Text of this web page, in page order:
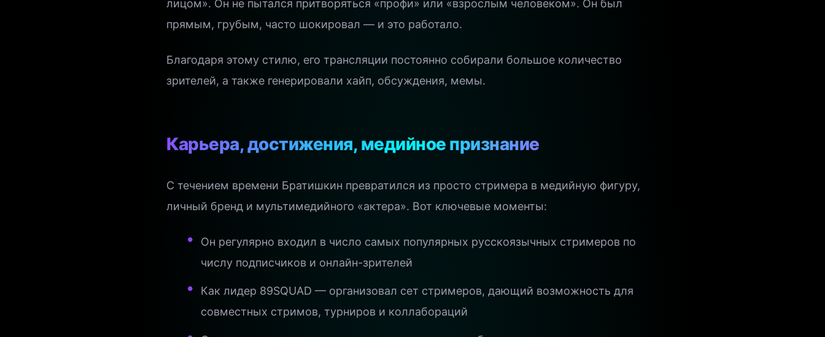
лицом». Он не пытался притворяться «профи» или «взрослым человеком». Он был
прямым, грубым, часто шокировал — и это работало.
Благодаря этому стилю, его трансляции постоянно собирали большое количество
зрителей, а также генерировали хайп, обсуждения, мемы.
Карьера, достижения, медийное признание
С течением времени Братишкин превратился из просто стримера в медийную фигуру,
личный бренд и мультимедийного «актера». Вот ключевые моменты:
Он регулярно входил в число самых популярных русскоязычных стримеров по
числу подписчиков и онлайн-зрителей
Как лидер 89SQUAD — организовал сет стримеров, дающий возможность для
совместных стримов, турниров и коллабораций